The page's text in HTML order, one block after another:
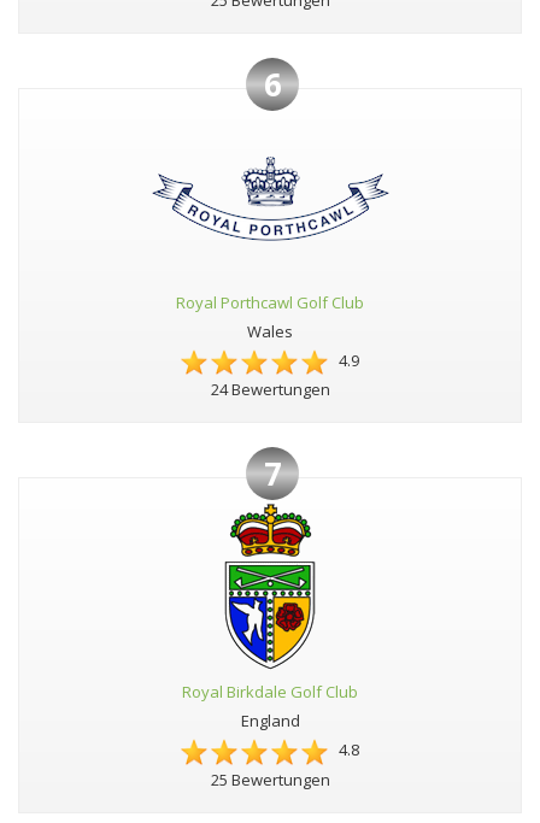
6
Royal Porthcawl Golf Club
Wales
4.9
24 Bewertungen
7
Royal Birkdale Golf Club
England
4.8
25 Bewertungen